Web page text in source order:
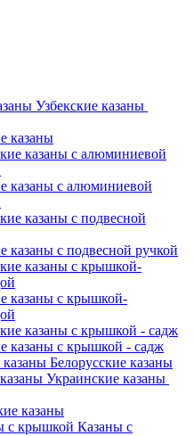
Узбекские казаны
казаны
казаны с алюминиевой
казаны с подвесной ручкой
казаны с крышкой-
казаны с крышкой - садж
Белорусские казаны
Украинские казаны
казаны
Казаны с